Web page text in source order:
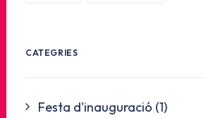
CATEGRIES
Festa d'inauguració (1)